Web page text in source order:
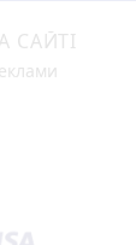
САЙТІ